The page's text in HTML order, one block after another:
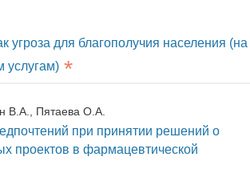
угроза для благополучия населения (на
услугам) *
В.А., Пятаева О.А.
при принятии решений о
проектов в фармацевтической